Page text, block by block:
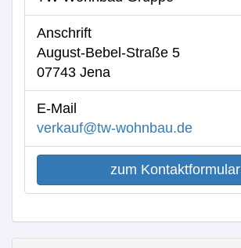
Anschrift
August-Bebel-Straße 5
07743 Jena
E-Mail
verkauf@tw-wohnbau.de
zum Kontaktformular